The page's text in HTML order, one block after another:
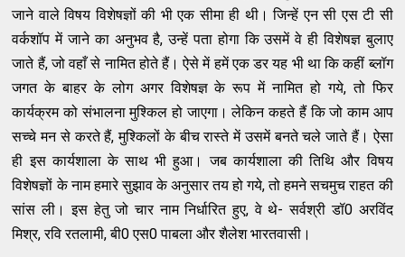
जाने वाले विषय विशेषज्ञों की भी एक सीमा ही थी। जिन्हें एन सी एस टी सी
वर्कशॉप में जाने का अनुभव है, उन्हें पता होगा कि उसमें वे ही विशेषज्ञ बुलाए
जाते हैं, जो वहाँ से नामित होते हैं। ऐसे में हमें एक डर यह भ‍ी था कि कहीं ब्लॉग
जगत के बाहर के लोग अगर विशेषज्ञ के रूप में नामित हो गये, तो फिर
कार्यक्रम को संभालना मुश्किल हो जाएगा। लेकिन कहते हैं कि जो काम आप
सच्चे मन से करते हैं, मुश्किलों के बीच रास्ते में उसमें बनते चले जाते हैं। ऐसा
ही इस कार्यशाला के साथ भी हुआ। जब कार्यशाला की तिथि और विषय
विशेषज्ञों के नाम हमारे सुझाव के अनुसार तय हो गये, तो हमने सचमुच राहत की
सांस ली। इस हेतु जो चार नाम निर्धारित हुए, वे थे- सर्वश्री डॉ0 अरविंद
मिश्र, रवि रतलामी, बी0 एस0 पाबला और शैलेश भारतवासी।